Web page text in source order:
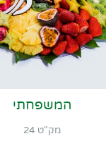
המשפחתי
מק"ט 24